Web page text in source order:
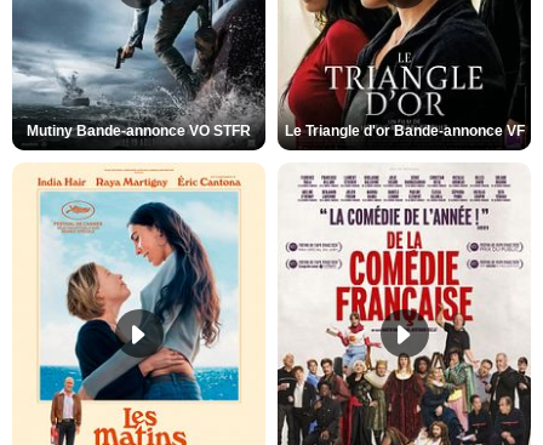
Mutiny Bande-annonce VO STFR Le Triangle d'or Bande-annonce VF